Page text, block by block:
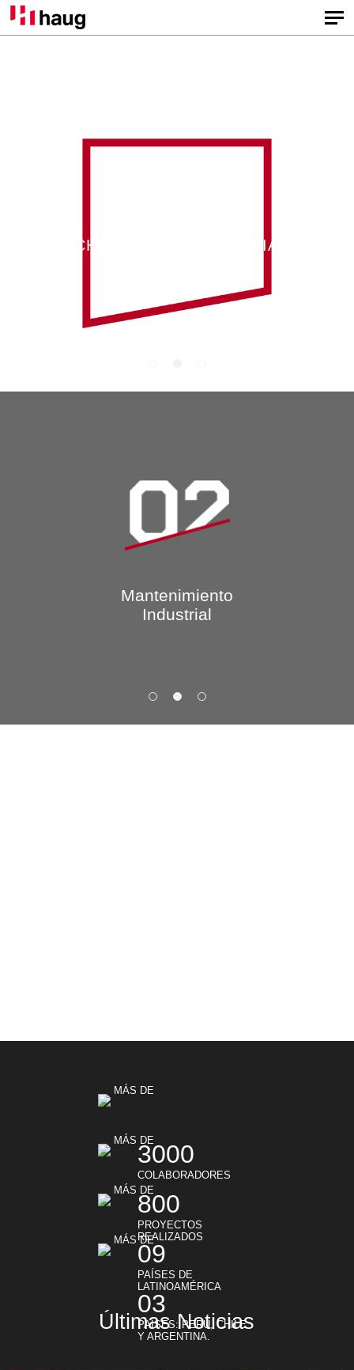
CHANCADORA PRIMARIA
Mantenimiento
Industrial
MÁS DE
3000
COLABORADORES
MÁS DE
800
PROYECTOS
REALIZADOS
MÁS DE
09
PAÍSES DE
LATINOAMÉRICA
MÁS DE
03
PAÍSES: PERÚ, CHILE
Y ARGENTINA.
Últimas Noticias